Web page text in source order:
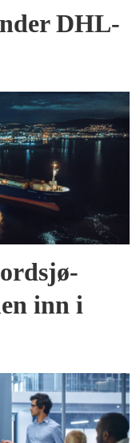
DHL-
inn i